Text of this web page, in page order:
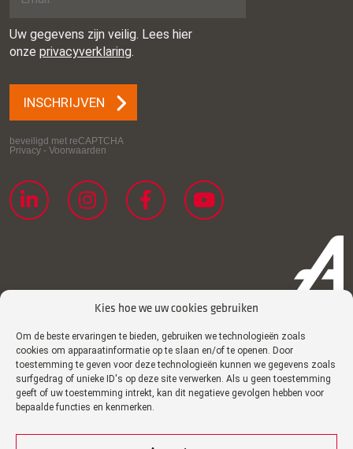
Kies hoe we uw cookies gebruiken
Om de beste ervaringen te bieden, gebruiken we technologieën zoals
cookies om apparaatinformatie op te slaan en/of te openen. Door
toestemming te geven voor deze technologieën kunnen we gegevens zoals
surfgedrag of unieke ID's op deze site verwerken. Als u geen toestemming
geeft of uw toestemming intrekt, kan dit negatieve gevolgen hebben voor
bepaalde functies en kenmerken.
Privacyverklaring
Cookiebeleid
Imprint